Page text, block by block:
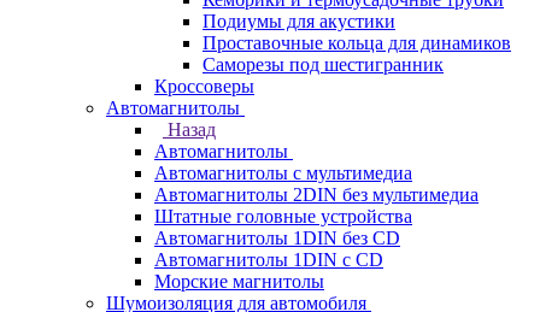
Подиумы для акустики
Проставочные кольца для динамиков
Саморезы под шестигранник
Кроссоверы
Автомагнитолы
Назад
Автомагнитолы
Автомагнитолы с мультимедиа
Автомагнитолы 2DIN без мультимедиа
Штатные головные устройства
Автомагнитолы 1DIN без CD
Автомагнитолы 1DIN с CD
Морские магнитолы
Шумоизоляция для автомобиля